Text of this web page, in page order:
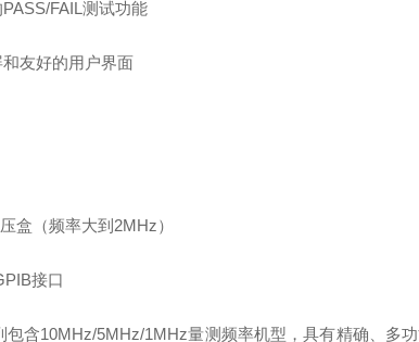
FAIL测试功能
友好的用户界面
盒（频率大到2MHz）
接口
包含10MHz/5MHz/1MHz量测频率机型，具有精确、多